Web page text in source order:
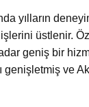
yılların
üstlenir.
geniş bir
genişletmiş ve